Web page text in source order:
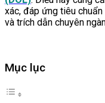
xác, đáp ứng tiêu
và trích dẫn chuyên
Mục lục